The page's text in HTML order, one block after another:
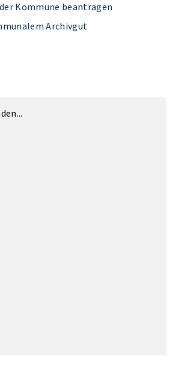
Kommune beantragen
Archivgut